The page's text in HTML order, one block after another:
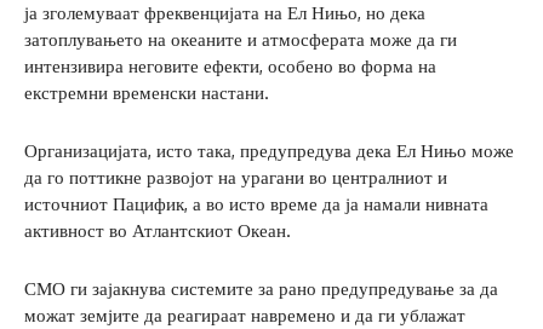
ја зголемуваат фреквенцијата на Ел Нињо, но дека
затоплувањето на океаните и атмосферата може да ги
интензивира неговите ефекти, особено во форма на
екстремни временски настани.
Организацијата, исто така, предупредува дека Ел Нињо може
да го поттикне развојот на урагани во централниот и
источниот Пацифик, а во исто време да ја намали нивната
активност во Атлантскиот Океан.
СМО ги зајакнува системите за рано предупредување за да
можат земјите да реагираат навремено и да ги ублажат